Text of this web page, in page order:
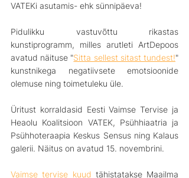
VATEKi asutamis- ehk sünnipäeva!
Pidulikku vastuvõttu rikastas
kunstiprogramm, milles arutleti ArtDepoos
avatud näituse "Sitta sellest sitast tundest!"
kunstnikega negatiivsete emotsioonide
olemuse ning toimetuleku üle.
Üritust korraldasid Eesti Vaimse Tervise ja
Heaolu Koalitsioon VATEK, Psühhiaatria ja
Psühhoteraapia Keskus Sensus ning Kalaus
galerii. Näitus on avatud 15. novembrini.
Vaimse tervise kuud tähistatakse Maailma